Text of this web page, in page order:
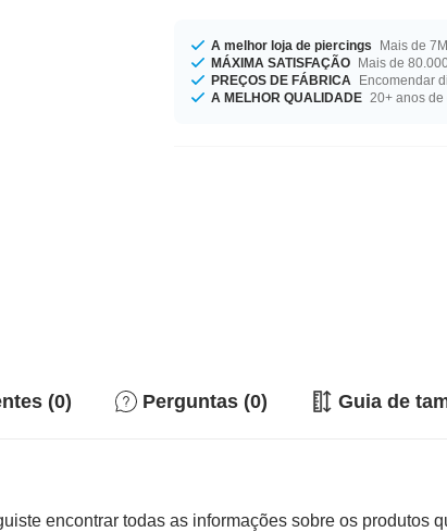
A melhor loja de piercings
Mais de
MÁXIMA SATISFAÇÃO Mais de
PREÇOS DE FÁBRICA
Encomendar
A MELHOR QUALIDADE 20+ anos
(0) Perguntas (0) Guia de
encontrar todas as informações sobre os produtos